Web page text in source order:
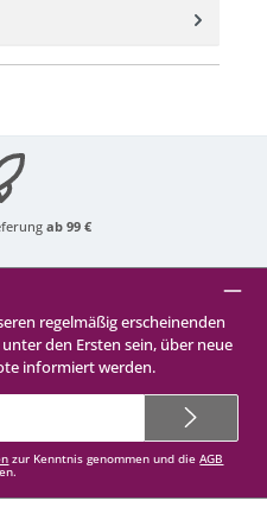
ab 99 €
regelmäßig erscheinenden
den Ersten sein, über neue
informiert werden.
zur Kenntnis genommen und dieAGB